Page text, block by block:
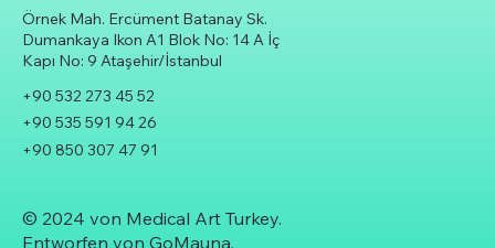
Örnek Mah. Ercüment Batanay Sk.
Dumankaya Ikon A1 Blok No: 14 A İç
Kapı No: 9 Ataşehir/İstanbul
+90 532 273 45 52
+90 535 591 94 26
+90 850 307 47 91
© 2024 von Medical Art Turkey.
Entworfen von GoMauna.